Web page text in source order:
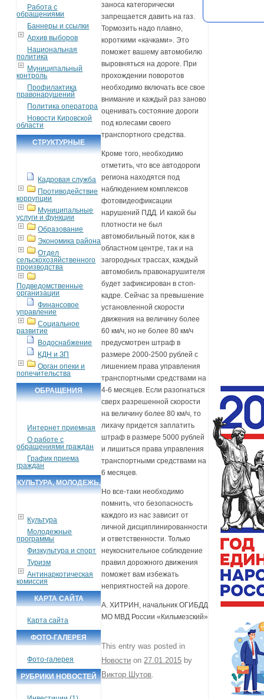
Работа с
обращениями
Баннеры и ссылки
Архив выборов
Национальная
политика
Муниципальный
контроль
Профилактика
правонарушений
Политика оператора
Новости Кировской
области
СТРУКТУРНЫЕ
Кадровая служба
Противодействие
коррупции
Муниципальные
услуги и функции
Образование
Экономика района
Отдел
сельскохозяйственного
производства
Подведомственные
организации
Финансовое
управление
Социальное
развитие
Водоснабжение
КДН и ЗП
Орган опеки и
попечительства
ОБРАЩЕНИЯ
Интернет приемная
О работе с
обращениями граждан
График приема
граждан
КУЛЬТУРА, МОЛОДЕЖЬ,
Культура
Молодежные
программы
Физкультура и спорт
Туризм
Антинаркотическая
комиссия
КАРТА САЙТА
Карта сайта
ФОТО-ГАЛЕРЕЯ
Фото-галерея
РУБРИКИ НОВОСТЕЙ
заноса категорически
запрещается давить на газ.
Тормозить надо плавно,
короткими «качками». Это
поможет вашему автомобилю
выровняться на дороге. При
прохождении поворотов
необходимо включать все свое
внимание и каждый раз заново
оценивать состояние дороги
под колесами своего
транспортного средства.
Кроме того, необходимо
отметить, что все автодороги
региона находятся под
наблюдением комплексов
фотовидеофиксации
нарушений ПДД. И какой бы
плотности не был
автомобильный поток, как в
областном центре, так и на
загородных трассах, каждый
автомобиль правонарушителя
будет зафиксирован в стоп-
кадре. Сейчас за превышение
установленной скорости
движения на величину более
60 км/ч, но не более 80 км/ч
предусмотрен штраф в
размере 2000-2500 рублей с
лишением права управления
транспортными средствами на
4-6 месяцев. Если разогнаться
сверх разрешенной скорости
на величину более 80 км/ч, то
лихачу придется заплатить
штраф в размере 5000 рублей
и лишиться права управления
транспортными средствами на
6 месяцев.
Но все-таки необходимо
помнить, что безопасность
каждого из нас зависит от
личной дисциплинированности
и ответственности. Только
неукоснительное соблюдение
правил дорожного движения
поможет вам избежать
неприятностей на дороге.
А. ХИТРИН, начальник ОГИБДД
МО МВД России «Кильмезский»
This entry was posted in
Новости on 27.01.2015 by
Виктор Шутов